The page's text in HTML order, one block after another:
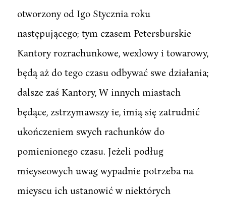
otworzony od Igo Stycznia roku
następującego; tym czasem Petersburskie
Kantory rozrachunkowe, wexlowy i towarowy,
będą aż do tego czasu odbywać swe działania;
dalsze zaś Kantory, W innych miastach
będące, zstrzymawszy ie, imią się zatrudnić
ukończeniem swych rachunków do
pomienionego czasu. Jeżeli podług
mieyseowych uwag wypadnie potrzeba na
mieyscu ich ustanowić w niektórych